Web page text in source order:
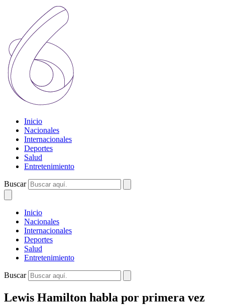
Inicio
Nacionales
Internacionales
Deportes
Salud
Entretenimiento
Buscar
Inicio
Nacionales
Internacionales
Deportes
Salud
Entretenimiento
Buscar
Lewis Hamilton habla por primera vez